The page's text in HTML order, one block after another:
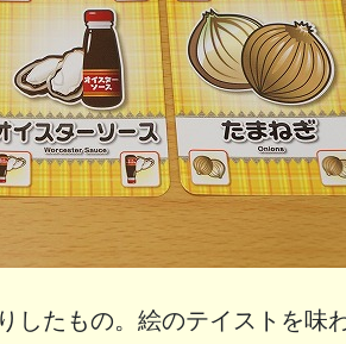
したもの。絵のテイストを味